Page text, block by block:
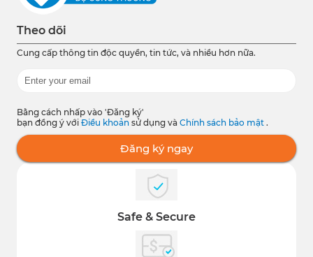
Theo dõi
Cung cấp thông tin độc quyền, tin tức, và nhiều hơn nữa.
Bằng cách nhấp vào 'Đăng ký'
bạn đồng ý với Điều khoản sử dụng và Chính sách bảo mật .
Đăng ký ngay
Safe & Secure